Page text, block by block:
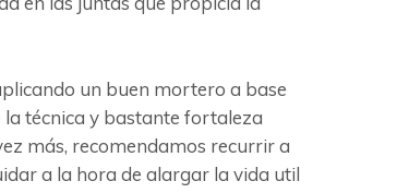
un buen mortero a base
la técnica y bastante fortaleza
más, recomendamos recurrir a
a la hora de alargar la vida util